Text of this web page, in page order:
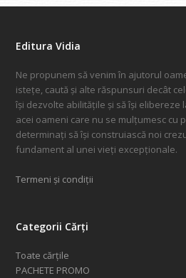
Editura Vidia
Ne propunem să venim în ajutorul
istețe, caută și alte răspunsuri decât
își dezvolte abilitățile și să își elibereze
acei oameni care nu se mulțumesc cu
determinați să își construiască noi
fundament al unei vieți excepționale.
Termeni și condiții
Categorii Cărți
Toate cărțile
PACHETE PROMO